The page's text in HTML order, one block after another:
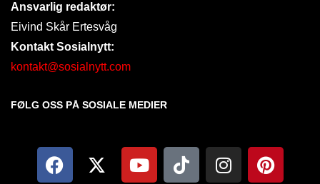
Ansvarlig redaktør:
Eivind Skår Ertesvåg
Kontakt Sosialnytt:
kontakt@sosialnytt.com
FØLG OSS PÅ SOSIALE MEDIER​